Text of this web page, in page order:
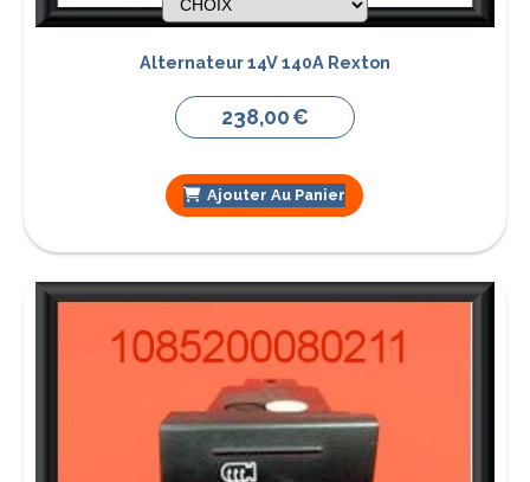
Alternateur 14V 140A Rexton
238,00€
Ajouter Au Panier